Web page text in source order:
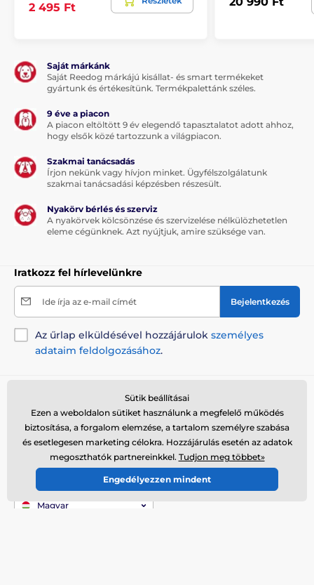
2 495 Ft
Saját márkánk
Saját Reedog márkájú kisállat- és smart termékeket
gyártunk és értékesítünk. Termékpalettánk széles.
9 éve a piacon
A piacon eltöltött 9 év elegendő tapasztalatot adott ahhoz,
hogy elsők közé tartozzunk a világpiacon.
Szakmai tanácsadás
Írjon nekünk vagy hívjon minket. Ügyfélszolgálatunk
szakmai tanácsadási képzésben részesült.
Nyakörv bérlés és szerviz
A nyakörvek kölcsönzése és szervizelése nélkülözhetetlen
eleme cégünknek. Azt nyújtjuk, amire szüksége van.
Iratkozz fel hírlevelünkre
Ide írja az e-mail címét Bejelentkezés
Az űrlap elküldésével hozzájárulok személyes
adataim feldolgozásához.
Tanácsra van szükséged? offline
Az ügyfélszolgálat elérhető
+36 21 300 7514
info@elektro-nyakorvek.hu
Hol találsz bennünket
Magyar
Sütik beállításai
Ezen a weboldalon sütiket használunk a megfelelő működés
biztosítása, a forgalom elemzése, a tartalom személyre szabása
és esetlegesen marketing célokra. Hozzájárulás esetén az adatok
megoszthatók partnereinkkel. Tudjon meg többet»
Engedélyezzen mindent